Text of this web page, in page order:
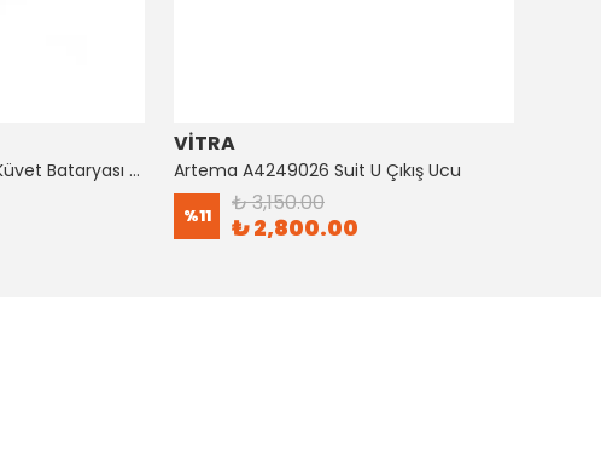
Artema A4128726 Suıt Küvet Bataryası Bakır
VİTRA
Artema A4249026 Suit U Çıkış Ucu
%11 ₺ 3,150.00
₺ 2,800.00